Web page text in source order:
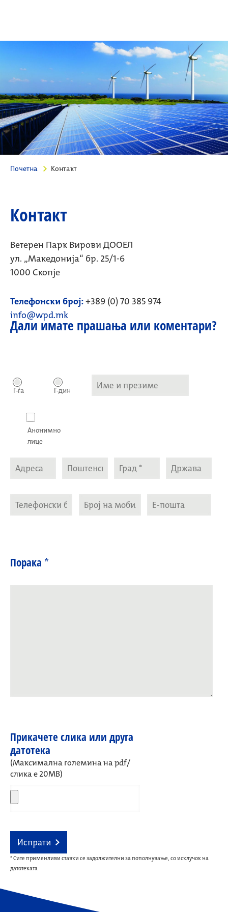
Почетна Контакт
Контакт
Ветерен Парк Вирови ДООЕЛ
ул. „Македонија“ бр. 25/1-6
1000 Скопје
Телефонски број:+389 (0) 70 385 974
info@wpd.mk
Дали имате прашања или коментари?
Г-ѓа Г-дин
Анонимно
лице
Порака *
Прикачете слика или друга
датотека
(Максимална големина на pdf/
слика е 20MB)
Испрати
* Сите применливи ставки се задолжителни за пополнување, со исклучок на
датотеката